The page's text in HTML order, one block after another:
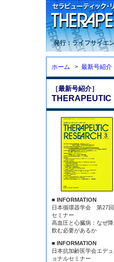
発行：ライフサイエ
ホーム > 最新号紹介
［最新号紹介］
■ INFORMATION
日本循環器学会 第27回
セミナー
高血圧と心臓病：なぜ
飲む必要があるか
■ INFORMATION
日本抗加齢医学会エデ
ョナルセミナー